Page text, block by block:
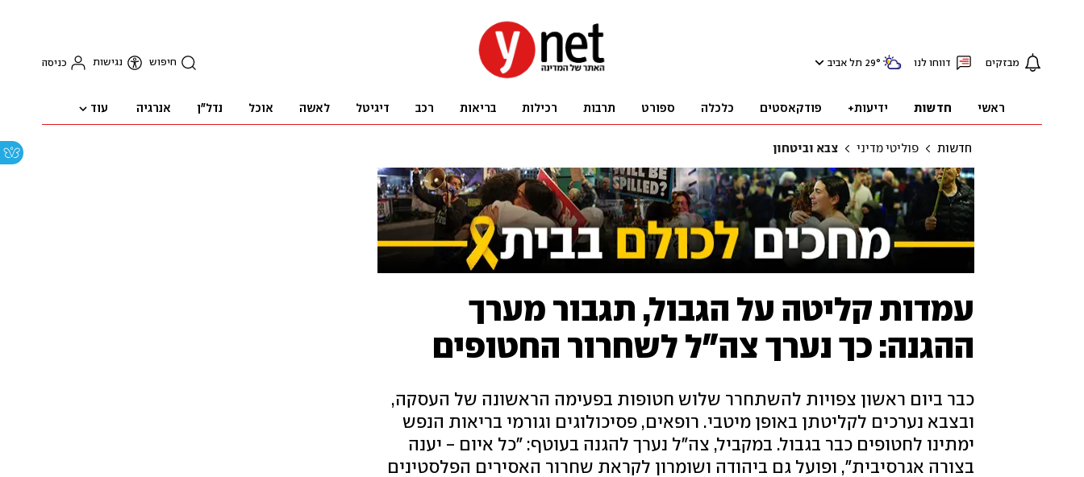
מבזקים דווחו לנו 29° תל אביב חיפוש נגישות כניסה
ראשי חדשות ידיעות+ פודקאסטים כלכלה ספורט תרבות רכילות בריאות רכב דיגיטל לאשה אוכל נדל"ן אנרגיה עוד
חדשות פוליטי מדיני צבא וביטחון
עמדות קליטה על הגבול, תגבור מערך
ההגנה: כך נערך צה"ל לשחרור החטופים
כבר ביום ראשון צפויות להשתחרר שלוש חטופות בפעימה הראשונה של העסקה,
ובצבא נערכים לקליטתן באופן מיטבי. רופאים, פסיכולוגים וגורמי בריאות הנפש
ימתינו לחטופים כבר בגבול. במקביל, צה"ל נערך להגנה בעוטף: "כל איום - יענה
בצורה אגרסיבית", ופועל גם ביהודה ושומרון לקראת שחרור האסירים הפלסטינים